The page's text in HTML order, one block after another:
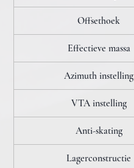
Offsethoek
Effectieve massa
Azimuth instelling
VTA instelling
Anti-skating
Lagerconstructie